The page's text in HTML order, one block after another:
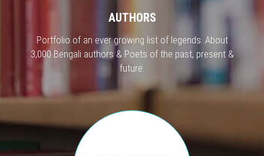
AUTHORS
Portfolio of an ever growing list of legends. About
3,000 Bengali authors & Poets of the past, present &
future.